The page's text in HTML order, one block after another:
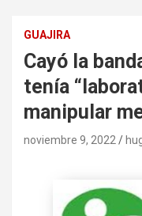
GUAJIRA
Cayó la
tenía
manipular
noviembre 9, 2022